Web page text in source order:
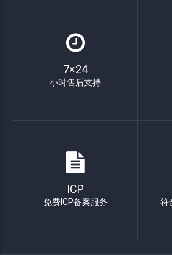
7×24
小时售后支持
ICP
免费ICP备案服务 符